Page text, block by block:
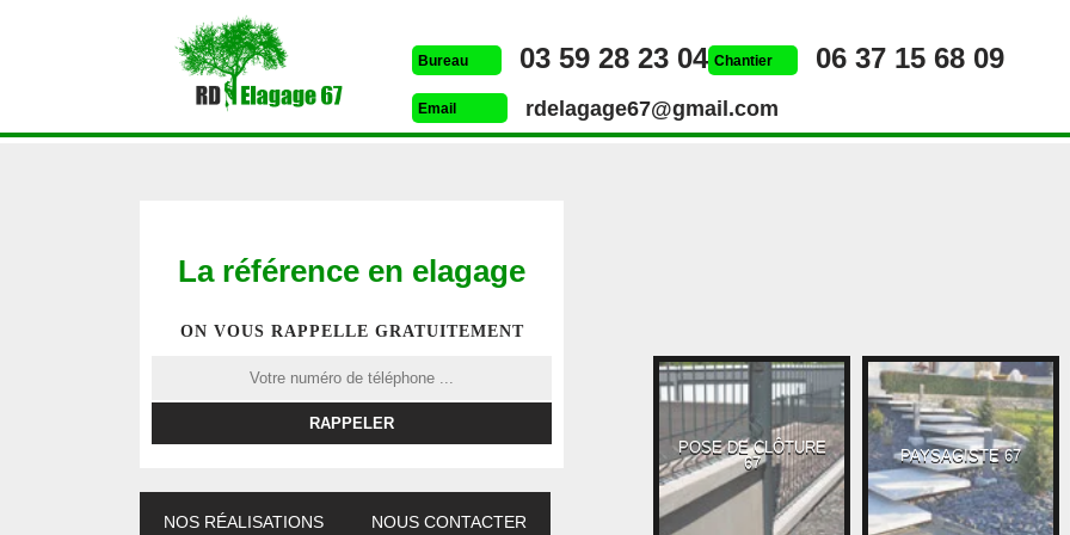
Bureau 03 59 28 23 04 Chantier 06 37 15 68 09
Email rdelagage67@gmail.com
La référence en elagage
ON VOUS RAPPELLE GRATUITEMENT
NOS RÉALISATIONS NOUS CONTACTER
POSE DE CLÔTURE
67
PAYSAGISTE 67